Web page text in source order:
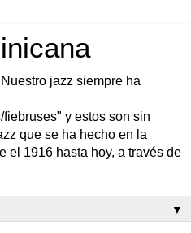
jazz siempre ha
y estos son sin
que se ha hecho en la
el 1916 hasta hoy, a través de
▼